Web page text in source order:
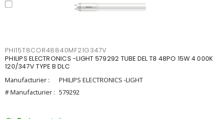
PHI15T8COR48840MF21G347V
PHILIPS ELECTRONICS -LIGHT 579292 TUBE DEL T8 48PO 15W 4 000K
120/347V TYPE B DLC
Manufacturier :
PHILIPS ELECTRONICS -LIGHT
# Manufacturier : 579292